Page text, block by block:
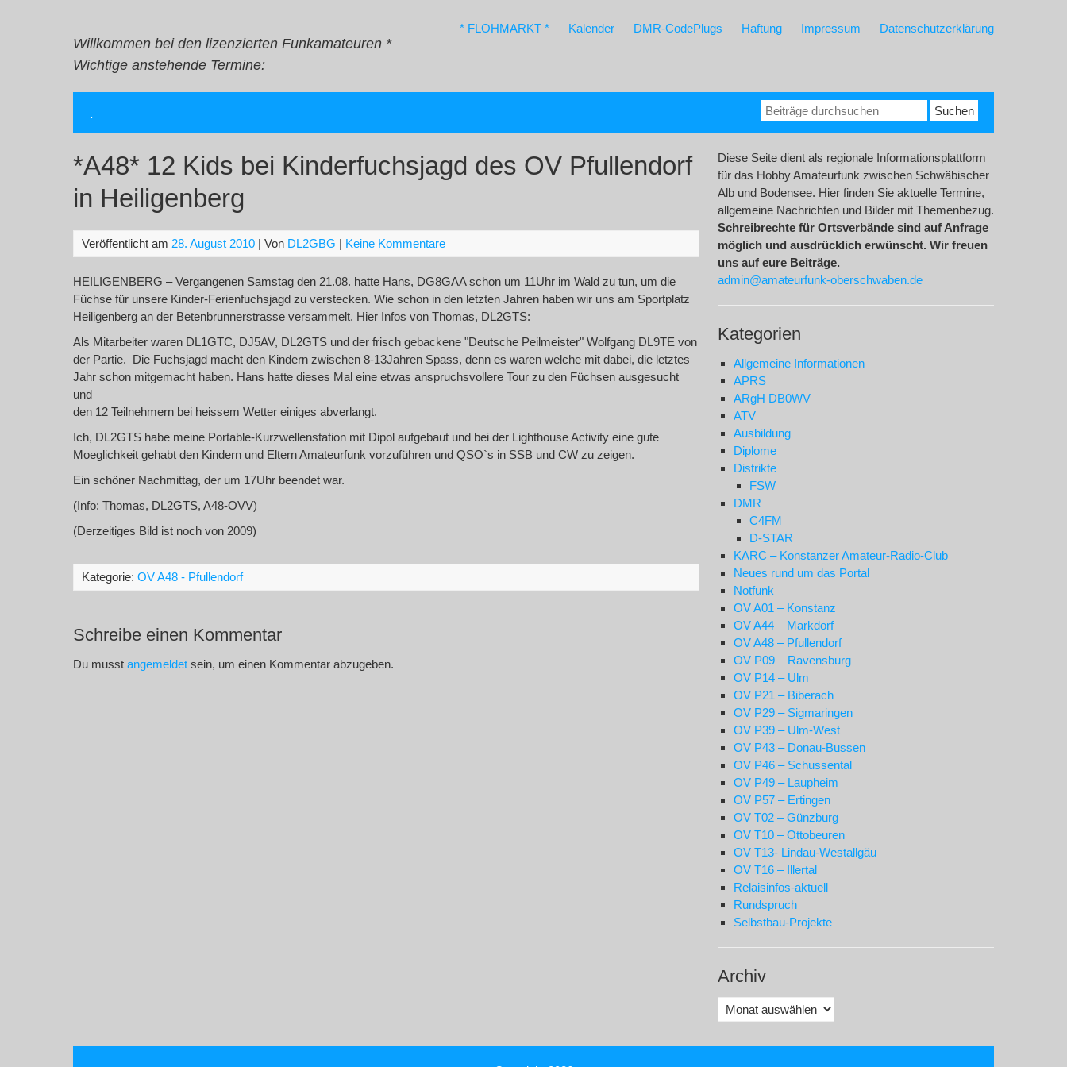
Willkommen bei den lizenzierten Funkamateuren *
Wichtige anstehende Termine:
* FLOHMARKT * Kalender DMR-CodePlugs Haftung Impressum Datenschutzerklärung
.
Suchen
nach:
*A48* 12 Kids bei Kinderfuchsjagd des OV Pfullendorf
in Heiligenberg
Veröffentlicht am 28. August 2010 | Von DL2GBG | Keine Kommentare
HEILIGENBERG – Vergangenen Samstag den 21.08. hatte Hans, DG8GAA schon um 11Uhr im Wald zu tun, um die
Füchse für unsere Kinder-Ferienfuchsjagd zu verstecken. Wie schon in den letzten Jahren haben wir uns am Sportplatz
Heiligenberg an der Betenbrunnerstrasse versammelt. Hier Infos von Thomas, DL2GTS:
Als Mitarbeiter waren DL1GTC, DJ5AV, DL2GTS und der frisch gebackene "Deutsche Peilmeister" Wolfgang DL9TE von
der Partie. Die Fuchsjagd macht den Kindern zwischen 8-13Jahren Spass, denn es waren welche mit dabei, die letztes
Jahr schon mitgemacht haben. Hans hatte dieses Mal eine etwas anspruchsvollere Tour zu den Füchsen ausgesucht
und
den 12 Teilnehmern bei heissem Wetter einiges abverlangt.
Ich, DL2GTS habe meine Portable-Kurzwellenstation mit Dipol aufgebaut und bei der Lighthouse Activity eine gute
Moeglichkeit gehabt den Kindern und Eltern Amateurfunk vorzuführen und QSO`s in SSB und CW zu zeigen.
Ein schöner Nachmittag, der um 17Uhr beendet war.
(Info: Thomas, DL2GTS, A48-OVV)
(Derzeitiges Bild ist noch von 2009)
Kategorie: OV A48 - Pfullendorf
Schreibe einen Kommentar
Du musst angemeldet sein, um einen Kommentar abzugeben.
Diese Seite dient als regionale Informationsplattform
für das Hobby Amateurfunk zwischen Schwäbischer
Alb und Bodensee. Hier finden Sie aktuelle Termine,
allgemeine Nachrichten und Bilder mit Themenbezug.
Schreibrechte für Ortsverbände sind auf Anfrage
möglich und ausdrücklich erwünscht. Wir freuen
uns auf eure Beiträge.
admin@amateurfunk-oberschwaben.de
Kategorien
Allgemeine Informationen
APRS
ARgH DB0WV
ATV
Ausbildung
Diplome
Distrikte
FSW
DMR
C4FM
D-STAR
KARC – Konstanzer Amateur-Radio-Club
Neues rund um das Portal
Notfunk
OV A01 – Konstanz
OV A44 – Markdorf
OV A48 – Pfullendorf
OV P09 – Ravensburg
OV P14 – Ulm
OV P21 – Biberach
OV P29 – Sigmaringen
OV P39 – Ulm-West
OV P43 – Donau-Bussen
OV P46 – Schussental
OV P49 – Laupheim
OV P57 – Ertingen
OV T02 – Günzburg
OV T10 – Ottobeuren
OV T13- Lindau-Westallgäu
OV T16 – Illertal
Relaisinfos-aktuell
Rundspruch
Selbstbau-Projekte
Archiv
Archiv